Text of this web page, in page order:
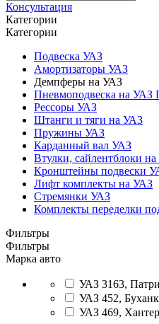
Консультация
Категории
Категории
Подвеска УАЗ
Амортизаторы УАЗ
Демпферы на УАЗ
Пневмоподвеска на УАЗ
Рессоры УАЗ
Штанги и тяги на УАЗ
Пружины УАЗ
Карданный вал УАЗ
Втулки, сайлентблоки
Кронштейны подвески
Лифт комплекты на УАЗ
Стремянки УАЗ
Комплекты переделки
Фильтры
Фильтры
Марка авто
УАЗ 3163,
УАЗ 452,
УАЗ 469, Хантер